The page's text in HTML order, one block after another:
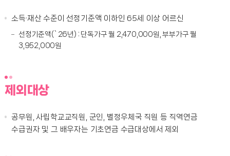
소득·재산 수준이 선정기준액 이하인 65세 이상 어르신
선정기준액(`26년) : 단독가구 월 2,470,000원, 부부가구 월
3,952,000원
제외대상
공무원, 사립학교교직원, 군인, 별정우체국 직원 등 직역연금
수급권자 및 그 배우자는 기초연금 수급대상에서 제외